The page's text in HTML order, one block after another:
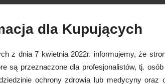
dla Kupujących
z dnia 7 kwietnia 2022r. informujemy, że
są przeznaczone dla profesjonalistów, tj.
ochrony zdrowia lub medycyny